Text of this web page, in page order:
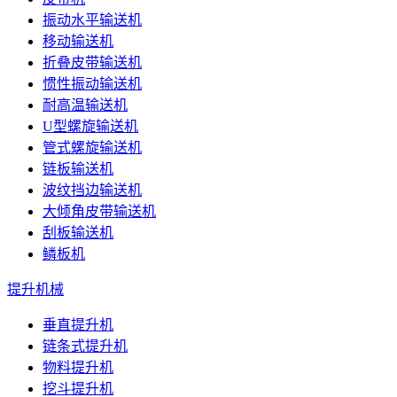
振动水平输送机
移动输送机
折叠皮带输送机
惯性振动输送机
耐高温输送机
U型螺旋输送机
管式螺旋输送机
链板输送机
波纹挡边输送机
大倾角皮带输送机
刮板输送机
鳞板机
提升机械
垂直提升机
链条式提升机
物料提升机
挖斗提升机